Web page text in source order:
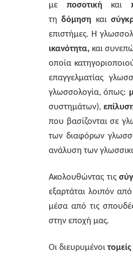
με ποσοτική και
τηδόμηση και
επιστήμες. Η
ικανότητα, και
οποία
επαγγελματίας
γλωσσολογία, όπως:
συστημάτων),
που βασίζονται σε
των διαφόρων
ανάλυση των
Ακολουθώντας τις
εξαρτάται λοιπόν
μέσα από τις
στην εποχή μας.
Οι διευρυμένοι